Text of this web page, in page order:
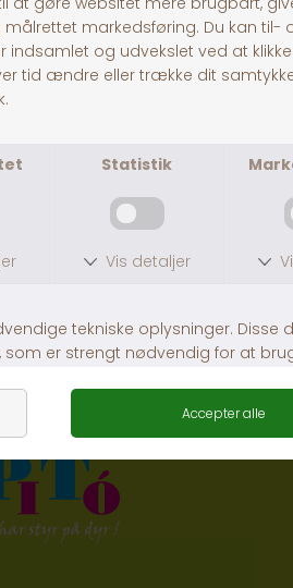
ECO HEATER 25 WATT 0-25 L